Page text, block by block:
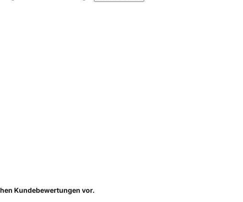
Kundebewertungen vor.